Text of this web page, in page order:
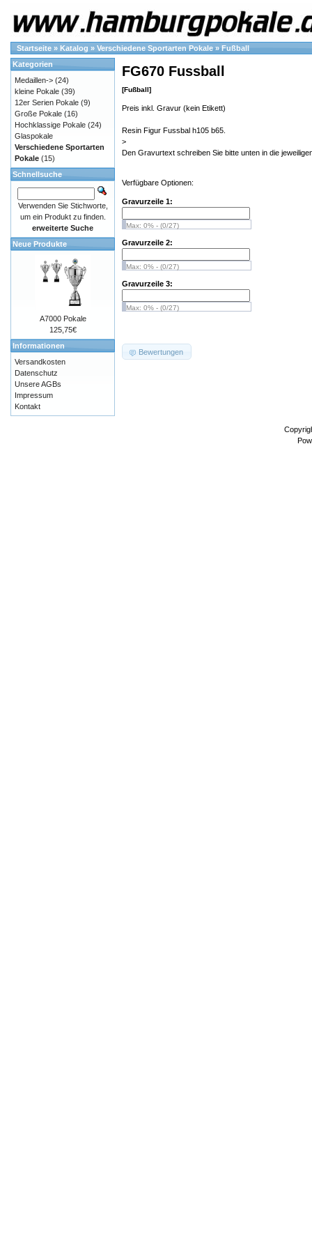
Startseite » Katalog » Verschiedene Sportarten Pokale » Fußball
FG670 Fussball
[Fußball]
Preis inkl. Gravur (kein Etikett)
Resin Figur Fussbal h105 b65.
>
Den Gravurtext schreiben Sie bitte unten in die
Verfügbare Optionen:
Gravurzeile 1:
Max: 0% - (0/27)
Gravurzeile 2:
Max: 0% - (0/27)
Gravurzeile 3:
Max: 0% - (0/27)
Bewertungen
Kategorien
Medaillen-> (24)
kleine Pokale (39)
12er Serien Pokale (9)
Große Pokale (16)
Hochklassige Pokale (24)
Glaspokale
Verschiedene Sportarten
Pokale (15)
Schnellsuche
Verwenden Sie Stichworte,
um ein Produkt zu finden.
erweiterte Suche
Neue Produkte
A7000 Pokale
125,75€
Informationen
Versandkosten
Datenschutz
Unsere AGBs
Impressum
Kontakt